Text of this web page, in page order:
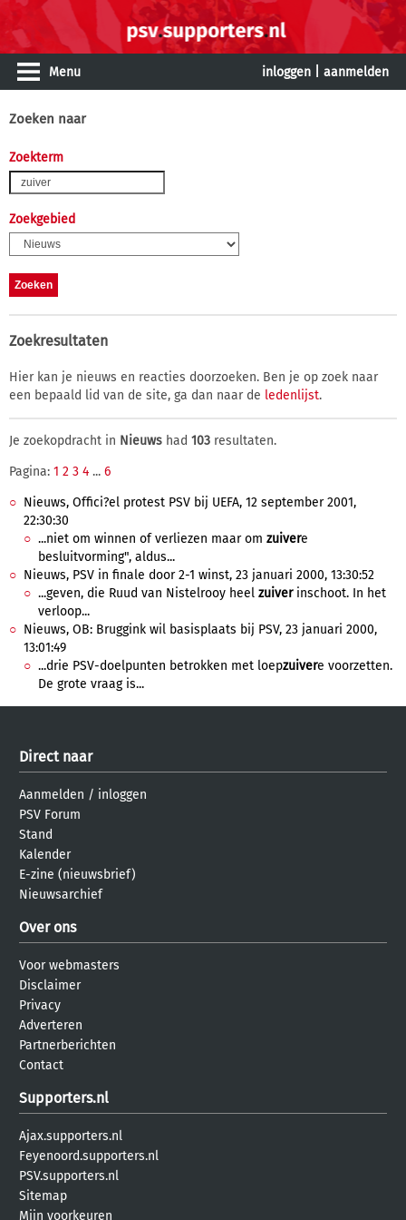
Menu inloggen aanmelden
Zoeken naar
Zoekterm
Zoekgebied
Zoekresultaten
Hier kan je nieuws en reacties doorzoeken. Ben je op zoek naar
een bepaald lid van de site, ga dan naar de ledenlijst.
Je zoekopdracht in Nieuws had 103 resultaten.
Pagina: 1 2 3 4 ... 6
Nieuws, Offici?el protest PSV bij UEFA, 12 september 2001,
22:30:30
...niet om winnen of verliezen maar om zuivere
besluitvorming", aldus...
Nieuws, PSV in finale door 2-1 winst, 23 januari 2000, 13:30:52
...geven, die Ruud van Nistelrooy heel zuiverinschoot. In het
verloop...
Nieuws, OB: Bruggink wil basisplaats bij PSV, 23 januari 2000,
13:01:49
...drie PSV-doelpunten betrokken met loepzuivere voorzetten.
De grote vraag is...
Direct naar
Aanmelden / inloggen
PSV Forum
Stand
Kalender
E-zine (nieuwsbrief)
Nieuwsarchief
Over ons
Voor webmasters
Disclaimer
Privacy
Adverteren
Partnerberichten
Contact
Supporters.nl
Ajax.supporters.nl
Feyenoord.supporters.nl
PSV.supporters.nl
Sitemap
Mijn voorkeuren